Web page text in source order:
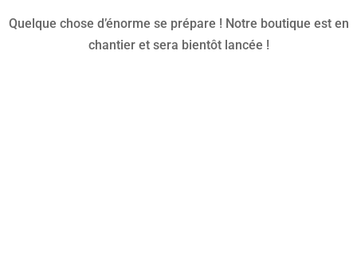
Quelque chose d’énorme se prépare ! Notre boutique est en
chantier et sera bientôt lancée !